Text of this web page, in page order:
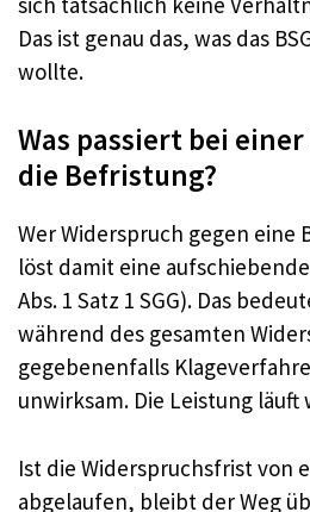
Das ist genau das, was das
wollte.
Was passiert bei
die Befristung?
Wer Widerspruch gegen eine
löst damit eine
Abs. 1 Satz 1 SGG). Das
während des gesamten
gegebenenfalls
unwirksam. Die Leistung läuft
Ist die Widerspruchsfrist von
abgelaufen, bleibt der Weg